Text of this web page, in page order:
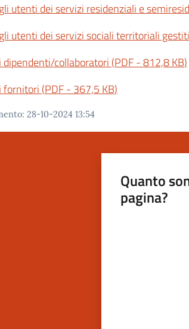
utenti dei servizi residenziali e
utenti dei servizi sociali territoriali
collaboratori (PDF-812,8 KB)
fornitori (PDF- 367,5 KB)
: 28-10-2024 13:54
Quanto
pagina?